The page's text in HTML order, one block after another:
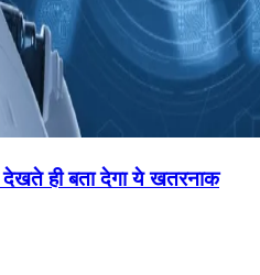
ही बता देगा ये खतरनाक